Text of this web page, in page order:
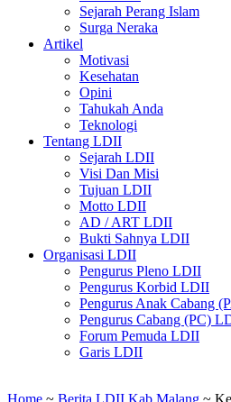
Sejarah Perang Islam
Surga Neraka
Artikel
Motivasi
Kesehatan
Opini
Tahukah Anda
Teknologi
Tentang LDII
Sejarah LDII
Visi Dan Misi
Tujuan LDII
Motto LDII
AD / ART LDII
Bukti Sahnya LDII
Organisasi LDII
Pengurus Pleno LDII
Pengurus Korbid LDII
Pengurus Anak Cabang
Pengurus Cabang (PC)
Forum Pemuda LDII
Garis LDII
Home ~ Berita LDII Kab Malang ~